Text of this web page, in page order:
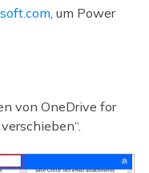
, um Power
von OneDrive for